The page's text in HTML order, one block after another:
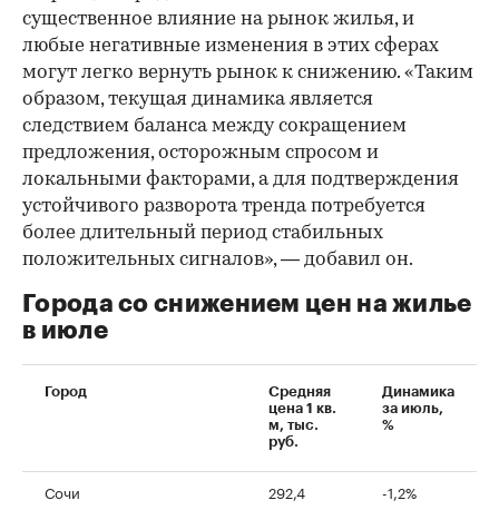
существенное влияние на рынок жилья, и
любые негативные изменения в этих сферах
могут легко вернуть рынок к снижению. «Таким
образом, текущая динамика является
следствием баланса между сокращением
предложения, осторожным спросом и
локальными факторами, а для подтверждения
устойчивого разворота тренда потребуется
более длительный период стабильных
положительных сигналов», — добавил он.
Города со снижением цен на жилье
в июле
Город
Средняя
цена 1 кв.
м, тыс.
руб.
Динамика
за июль,
%
Сочи 292,4
-1,2%